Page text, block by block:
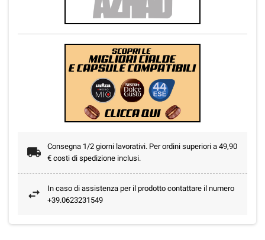
Consegna 1/2 giorni lavorativi. Per ordini superiori a 49,90
€ costi di spedizione inclusi.
In caso di assistenza per il prodotto contattare il numero
+39.0623231549